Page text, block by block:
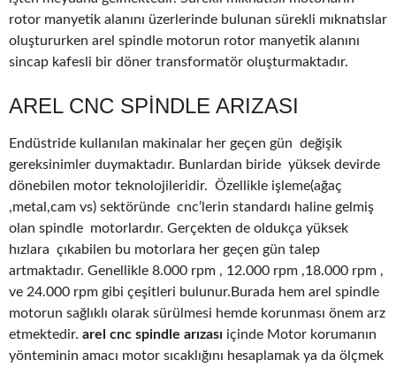
rotor manyetik alanını üzerlerinde bulunan sürekli mıknatıslar
oluştururken arel spindle motorun rotor manyetik alanını
sincap kafesli bir döner transformatör oluşturmaktadır.
AREL CNC SPINDLE ARIZASI
Endüstride kullanılan makinalar her geçen gün değişik
gereksinimler duymaktadır. Bunlardan biride yüksek devirde
dönebilen motor teknolojileridir. Özellikle işleme(ağaç
,metal,cam vs) sektöründe cnc’lerin standardı haline gelmiş
olan spindle motorlardır. Gerçekten de oldukça yüksek
hızlara çıkabilen bu motorlara her geçen gün talep
artmaktadır. Genellikle 8.000 rpm , 12.000 rpm ,18.000 rpm ,
ve 24.000 rpm gibi çeşitleri bulunur.Burada hem arel spindle
motorun sağlıklı olarak sürülmesi hemde korunması önem arz
etmektedir. arel cnc spindle arızası içinde Motor korumanın
yönteminin amacı motor sıcaklığını hesaplamak ya da ölçmek